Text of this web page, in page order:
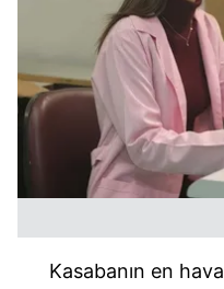
Kasabanın en